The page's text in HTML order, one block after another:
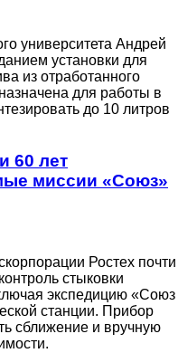
университета Андрей
установки для
из отработанного
для работы в
до 10 литров
60 лет
миссии «Союз»
Ростех почти
стыковки
экспедицию «Союз
станции. Прибор
сближение и вручную